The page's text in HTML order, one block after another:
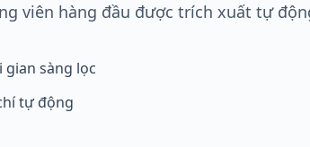
viên hàng đầu được trích xuất tự
gian sàng lọc
tự động